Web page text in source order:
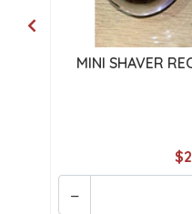
MINI SHAVER
-